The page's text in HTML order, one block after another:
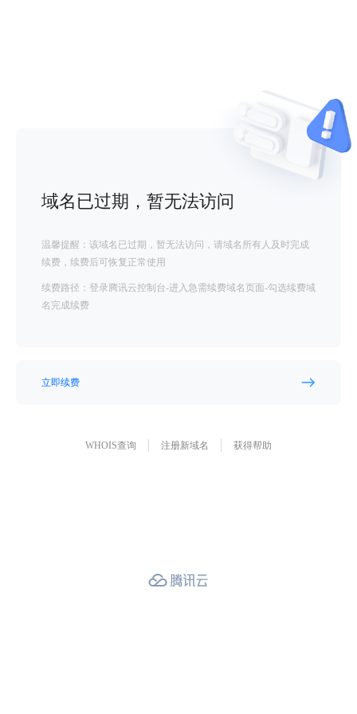
域名已过期，暂无法访问
温馨提醒：该域名已过期，暂无法访问，请域名所有人及时完成
续费，续费后可恢复正常使用
续费路径：登录腾讯云控制台-进入急需续费域名页面-勾选续费域
名完成续费
立即续费
WHOIS查询 注册新域名 获得帮助